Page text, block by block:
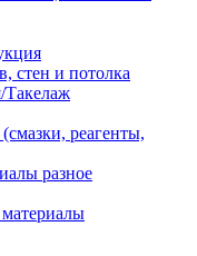
стен и потолка
Такелаж
реагенты,
разное